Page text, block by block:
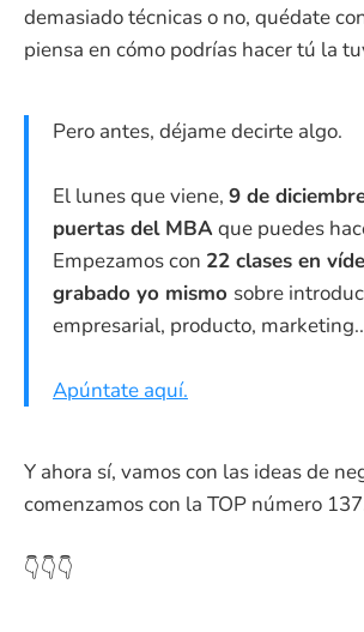
demasiado técnicas o no, quédate
piensa en cómo podrías hacer tú la
Pero antes, déjame decirte algo.
El lunes que viene, 9 de
puertas del MBAque puedes
Empezamos con 22 clases en
grabado yo mismo sobre
empresarial, producto,
Apúntate aquí.
Y ahora sí, vamos con las ideas de
comenzamos con la TOP número
👇👇👇